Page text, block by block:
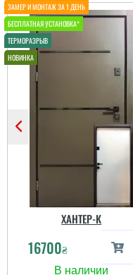
ХАНТЕР-К
16700₴